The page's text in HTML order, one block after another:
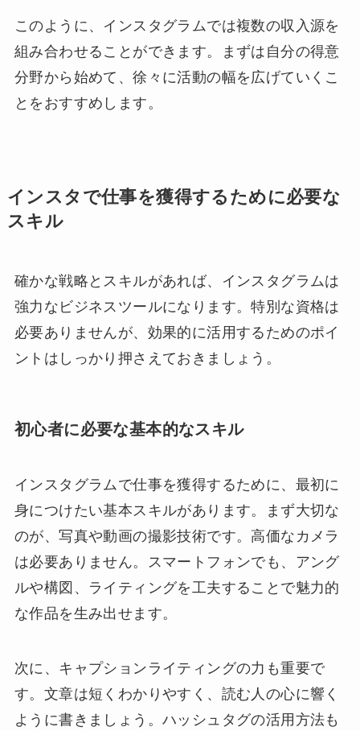
このように、インスタグラムでは複数の収入源を
組み合わせることができます。まずは自分の得意
分野から始めて、徐々に活動の幅を広げていくこ
とをおすすめします。
インスタで仕事を獲得するために必要な
スキル
確かな戦略とスキルがあれば、インスタグラムは
強力なビジネスツールになります。特別な資格は
必要ありませんが、効果的に活用するためのポイ
ントはしっかり押さえておきましょう。
初心者に必要な基本的なスキル
インスタグラムで仕事を獲得するために、最初に
身につけたい基本スキルがあります。まず大切な
のが、写真や動画の撮影技術です。高価なカメラ
は必要ありません。スマートフォンでも、アング
ルや構図、ライティングを工夫することで魅力的
な作品を生み出せます。
次に、キャプションライティングの力も重要で
す。文章は短くわかりやすく、読む人の心に響く
ように書きましょう。ハッシュタグの活用方法も